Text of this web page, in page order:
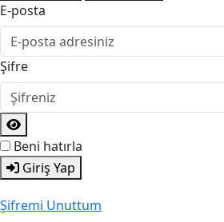
E-posta
Şifre
Beni hatırla
Giriş Yap
Şifremi Unuttum